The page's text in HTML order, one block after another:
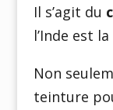
Il s’agit du
l’Inde est
Non
teinture